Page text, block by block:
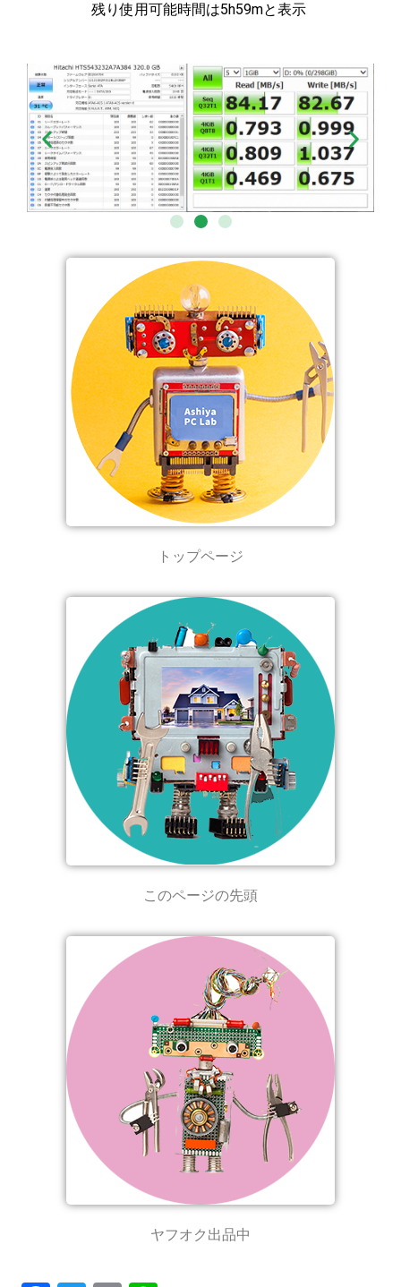
残り使用可能時間は5h59mと表示
トップページ
このページの先頭
ヤフオク出品中